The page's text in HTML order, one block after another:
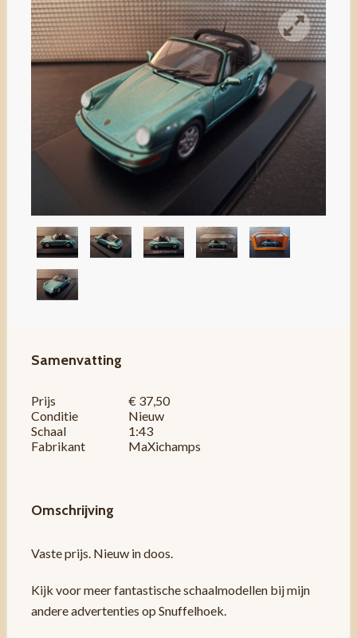
Samenvatting
Prijs
€ 37,50
Conditie
Nieuw
Schaal
1:43
Fabrikant
MaXichamps
Omschrijving
Vaste prijs. Nieuw in doos.
Kijk voor meer fantastische schaalmodellen bij mijn
andere advertenties op Snuffelhoek.